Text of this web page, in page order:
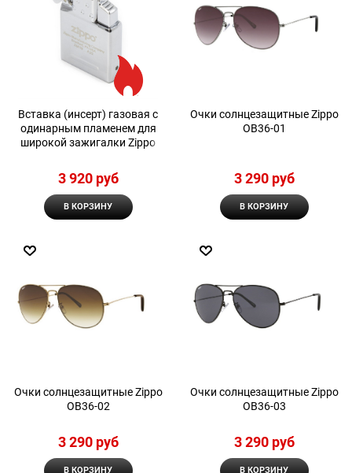
Вставка (инсерт) газовая с
одинарным пламенем для
широкой зажигалки Zippo
3 920 руб
В КОРЗИНУ
Очки солнцезащитные Zippo
OB36-01
3 290 руб
В КОРЗИНУ
Очки солнцезащитные Zippo
OB36-02
3 290 руб
В КОРЗИНУ
Очки солнцезащитные Zippo
OB36-03
3 290 руб
В КОРЗИНУ